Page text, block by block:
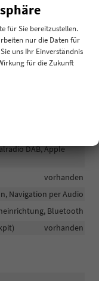
hinten geteilt,
DAB, Apple
vorhanden
Navigation per Audio
Bluetooth
vorhanden
für Sie bereitzustellen.
nur die Daten für
uns Ihr Einverständnis
für die Zukunft